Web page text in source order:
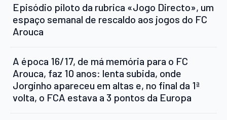
Episódio piloto da rubrica «Jogo Directo», um
espaço semanal de rescaldo aos jogos do FC
Arouca
A época 16/17, de má memória para o FC
Arouca, faz 10 anos: lenta subida, onde
Jorginho apareceu em altas e, no final da 1ª
volta, o FCA estava a 3 pontos da Europa